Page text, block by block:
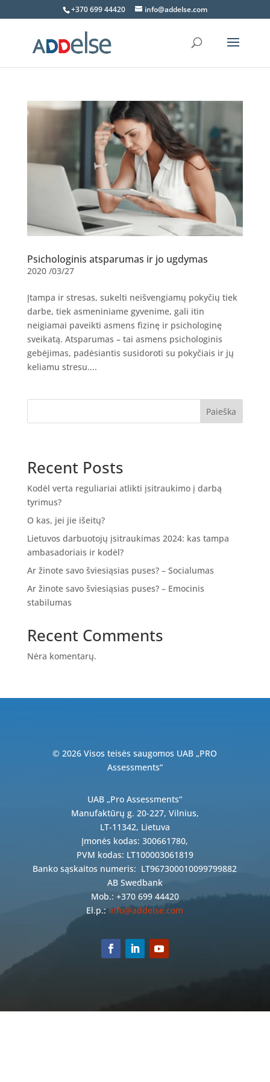
+370 699 44420 info@addelse.com
Psichologinis atsparumas ir jo ugdymas
2020 /03/27
Įtampa ir stresas, sukelti neišvengiamų pokyčių tiek
darbe, tiek asmeniniame gyvenime, gali itin
neigiamai paveikti asmens fizinę ir psichologinę
sveikatą. Atsparumas – tai asmens psichologinis
gebėjimas, padėsiantis susidoroti su pokyčiais ir jų
keliamu stresu....
Paieška
Recent Posts
Kodėl verta reguliariai atlikti įsitraukimo į darbą
tyrimus?
O kas, jei jie išeitų?
Lietuvos darbuotojų įsitraukimas 2024: kas tampa
ambasadoriais ir kodėl?
Ar žinote savo šviesiąsias puses? – Socialumas
Ar žinote savo šviesiąsias puses? – Emocinis
stabilumas
Recent Comments
Nėra komentarų.
© 2026 Visos teisės saugomos UAB „PRO
Assessments“
UAB „Pro Assessments“
Manufaktūrų g. 20-227, Vilnius,
LT-11342, Lietuva
Įmonės kodas: 300661780,
PVM kodas: LT100003061819
Banko sąskaitos numeris: LT967300010099799882
AB Swedbank
Mob.: +370 699 44420
El.p.:info@addelse.com